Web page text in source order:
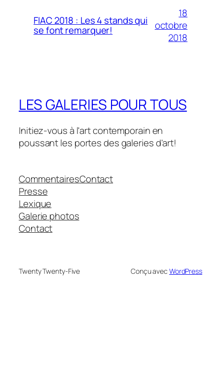
FIAC 2018 : Les 4 stands qui
se font remarquer!
18
octobre
2018
LES GALERIES POUR TOUS
Initiez-vous à l'art contemporain en
poussant les portes des galeries d'art!
Commentaires
Presse
Lexique
Galerie photos
Contact
Contact
Twenty Twenty-Five Conçu avec WordPress